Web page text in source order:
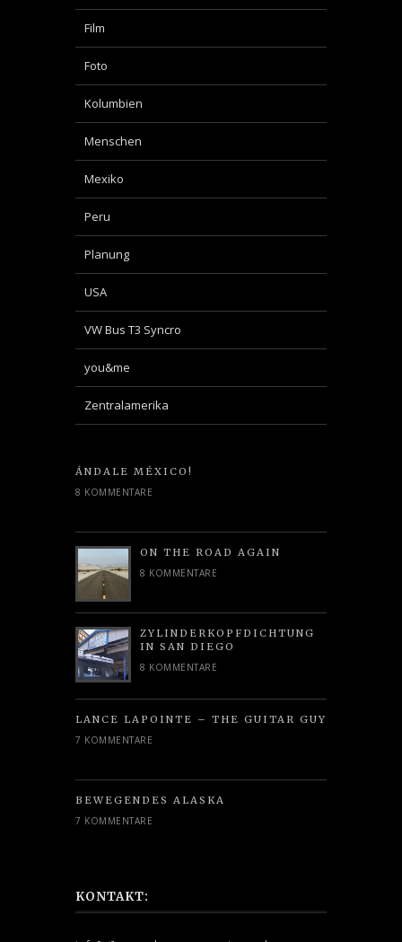
Film
Foto
Kolumbien
Menschen
Mexiko
Peru
Planung
USA
VW Bus T3 Syncro
you&me
Zentralamerika
ÁNDALE MÉXICO!
8 KOMMENTARE
ON THE ROAD AGAIN
8 KOMMENTARE
ZYLINDERKOPFDICHTUNG
IN SAN DIEGO
8 KOMMENTARE
LANCE LAPOINTE – THE GUITAR GUY
7 KOMMENTARE
BEWEGENDES ALASKA
7 KOMMENTARE
KONTAKT: